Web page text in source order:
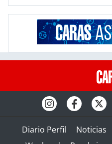
Diario Perfil Noticias